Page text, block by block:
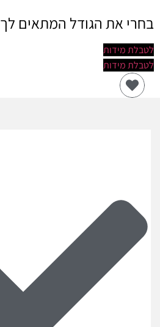
עדן
בחרי את הגודל המתאים לך
לטבלת מידות
לטבלת מידות